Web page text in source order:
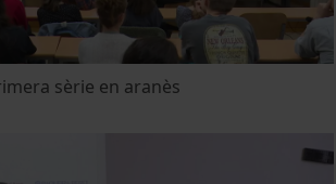
sèrie en aranès